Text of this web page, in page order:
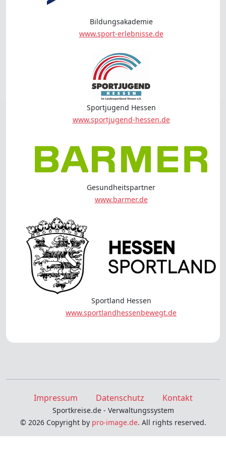
Bildungsakademie
www.sport-erlebnisse.de
Sportjugend Hessen
www.sportjugend-hessen.de
Gesundheitspartner
www.barmer.de
Sportland Hessen
www.sportlandhessenbewegt.de
Impressum Datenschutz Kontakt
Sportkreise.de - Verwaltungssystem
© 2026 Copyright by pro-image.de. All rights reserved.